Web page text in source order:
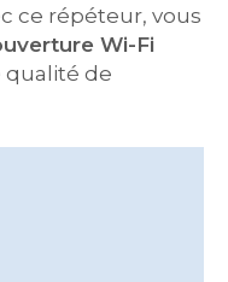
ce répéteur, vous
Wi-Fi
qualité de